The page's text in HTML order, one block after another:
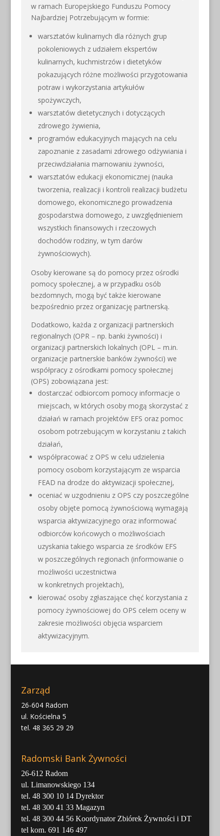
w ramach Europejskiego Funduszu Pomocy
Najbardziej Potrzebującym w formie:
warsztatów kulinarnych dla różnych grup
pokoleniowych z udziałem ekspertów
kulinarnych, kuchmistrzów i dietetyków
pokazujących różne możliwości przygotowania
potraw i wykorzystania artykułów
spożywczych,
warsztatów dietetycznych i dotyczących
zdrowego żywienia,
programów edukacyjnych mających na celu
zapoznanie z zasadami zdrowego odżywiania i
przeciwdziałania marnowaniu żywności,
warsztatów edukacji ekonomicznej (nauka
tworzenia, realizacji i kontroli realizacji budżetu
domowego, ekonomicznego prowadzenia
gospodarstwa domowego, z uwzględnieniem
wszystkich finansowych i rzeczowych
dochodów rodziny, w tym darów
żywnościowych).
Osoby kierowane są do pomocy przez ośrodki
pomocy społecznej, a w przypadku osób
bezdomnych, mogą być także kierowane
bezpośrednio przez organizację partnerską.
Dodatkowo, każda z organizacji partnerskich
regionalnych (OPR – np. banki żywności) i
organizacji partnerskich lokalnych (OPL – m.in.
organizacje partnerskie banków żywności) we
współpracy z ośrodkami pomocy społecznej
(OPS) zobowiązana jest:
dostarczać odbiorcom pomocy informacje o
miejscach, w których osoby mogą skorzystać z
działań w ramach projektów EFS oraz pomoc
osobom potrzebującym w korzystaniu z takich
działań,
współpracować z OPS w celu udzielenia
pomocy osobom korzystającym ze wsparcia
FEAD na drodze do aktywizacji społecznej,
oceniać w uzgodnieniu z OPS czy poszczególne
osoby objęte pomocą żywnościową wymagają
wsparcia aktywizacyjnego oraz informować
odbiorców końcowych o możliwościach
uzyskania takiego wsparcia ze środków EFS
w poszczególnych regionach (informowanie o
możliwości uczestnictwa
w konkretnych projektach),
kierować osoby zgłaszające chęć korzystania z
pomocy żywnościowej do OPS celem oceny w
zakresie możliwości objęcia wsparciem
aktywizacyjnym.
Zarząd
26-604 Radom
ul. Kościelna 5
tel. 48 365 29 29
Radomski Bank Żywności
26-612 Radom
ul. Limanowskiego 134
tel. 48 300 10 14 Dyrektor
tel. 48 300 41 33 Magazyn
tel. 48 300 44 56 Koordynator Zbiórek Żywności i DT
tel kom. 691 146 497